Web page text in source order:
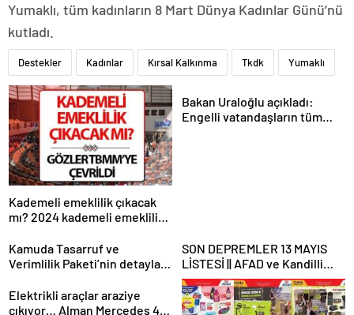
Yumaklı, tüm kadınların 8 Mart Dünya Kadınlar Günü’nü
kutladı.
Destekler Kadınlar Kırsal Kalkınma Tkdk Yumaklı
Kademeli emeklilik çıkacak
mı? 2024 kademeli emeklilik
gelişmeleri
Bakan Uraloğlu açıkladı:
Engelli vatandaşların tüm
Kamuda Tasarruf ve
Verimlilik Paketi’nin detayları
SON DEPREMLER 13 MAYIS
LİSTESİ || AFAD ve Kandilli
son dakika depremler
tablosu: Erzincan, Antalya ve
Denizli depremle sallandı! Az
Elektrikli araçlar araziye
çıkıyor… Alman Mercedes 45